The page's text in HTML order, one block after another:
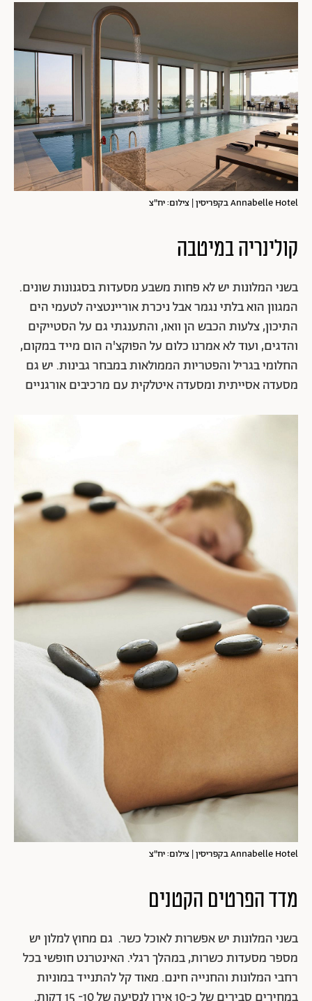
Annabelle Hotel בקפריסין | צילום: יח"צ
קולינריה במיטבה
בשני המלונות יש לא פחות משבע מסעדות בסגנונות שונים.
המגוון הוא בלתי נגמר אבל ניכרת אוריינטציה לטעמי הים
התיכון, צלעות הכבש הן וואו, והתענגתי גם על הסטייקים
והדגים, ועוד לא אמרנו כלום על הפוקצ'ה הום מייד במקום,
החלומי בגריל והפטריות הממולאות במבחר גבינות. יש גם
מסעדה אסייתית ומסעדה איטלקית עם מרכיבים אורגניים
Annabelle Hotel בקפריסין | צילום: יח"צ
מדד הפרטים הקטנים
בשני המלונות יש אפשרות לאוכל כשר. גם מחוץ למלון יש
מספר מסעדות כשרות, במהלך רגלי. האינטרנט חופשי בכל
רחבי המלונות והחנייה חינם. מאוד קל להתנייד במוניות
במחירים סבירים של כ-10 אירו לנסיעה של 10- 15 דקות.